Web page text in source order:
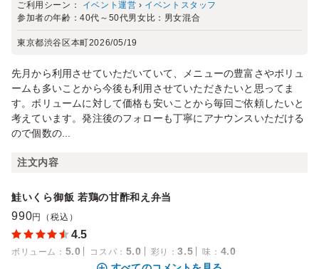
ご利用シーン： イベント運営 › イベントスタッフ
参加者の年齢：40代～50代男女比： 男女混合
東京都渋谷区本町2026/05/19
先月から利用させていただいていて、メニューの豊富さやボリュ
ームも多いことから今後も利用させていただきたいと思ってま
す。ボリュームに対して価格も安いことから毎回ご依頼したいと
考えています。発注後のフォローも丁寧にアナウンスいただける
ので個数の...
注文内容
鮭いくら御飯 若鶏の甘酢和え弁当
990円（税込）
4.5
ボリューム ： 5.0 コスパ ： 5.0 彩り ：3.5 味 ： 4.0